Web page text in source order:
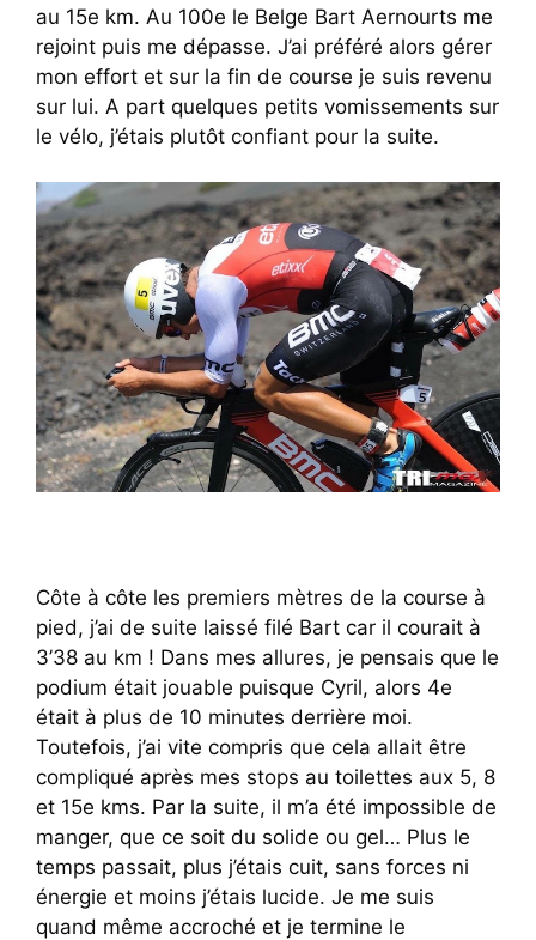
au 15e km. Au 100e le Belge Bart Aernourts me
rejoint puis me dépasse. J’ai préféré alors gérer
mon effort et sur la fin de course je suis revenu
sur lui. A part quelques petits vomissements sur
le vélo, j’étais plutôt confiant pour la suite.
Côte à côte les premiers mètres de la course à
pied, j’ai de suite laissé filé Bart car il courait à
3’38 au km ! Dans mes allures, je pensais que le
podium était jouable puisque Cyril, alors 4e
était à plus de 10 minutes derrière moi.
Toutefois, j’ai vite compris que cela allait être
compliqué après mes stops au toilettes aux 5, 8
et 15e kms. Par la suite, il m’a été impossible de
manger, que ce soit du solide ou gel… Plus le
temps passait, plus j’étais cuit, sans forces ni
énergie et moins j’étais lucide. Je me suis
quand même accroché et je termine le